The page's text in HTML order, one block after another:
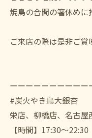
焼鳥の合間の箸休めに
ご来店の際は是非ご
ーーーーーーーーー
#炭火やき鳥大銀杏
栄店、柳橋店、名古屋
【時間】17:30〜22:30